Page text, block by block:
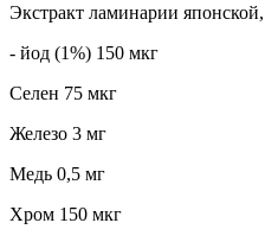
Экстракт ламинарии
- йод (1%) 150 мкг
Селен 75 мкг
Железо 3 мг
Медь 0,5 мг
Хром 150 мкг